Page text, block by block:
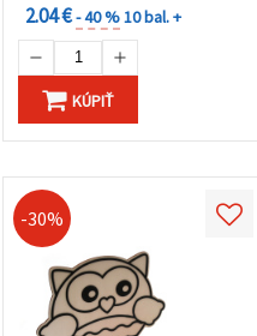
2.04 €- 40 %10 bal. +
KÚPIŤ
-30%